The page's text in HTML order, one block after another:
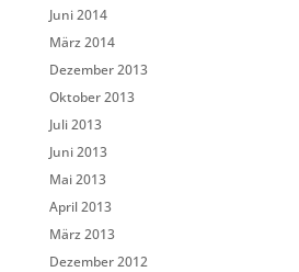
Juni 2014
März 2014
Dezember 2013
Oktober 2013
Juli 2013
Juni 2013
Mai 2013
April 2013
März 2013
Dezember 2012